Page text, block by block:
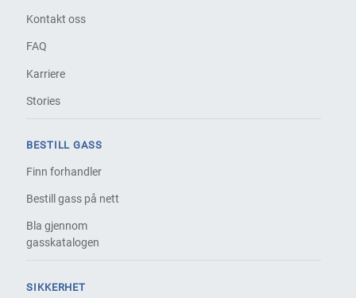
Kontakt oss
FAQ
Karriere
Stories
BESTILL GASS
Finn forhandler
Bestill gass på nett
Bla gjennom
gasskatalogen
SIKKERHET